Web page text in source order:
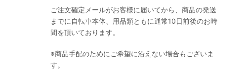
ご注文確定メールがお客様に届いてから、商品の発送
までに自転車本体、用品類ともに通常10日前後のお時
間を頂いております。
※商品手配のためにご希望に沿えない場合もございま
す。